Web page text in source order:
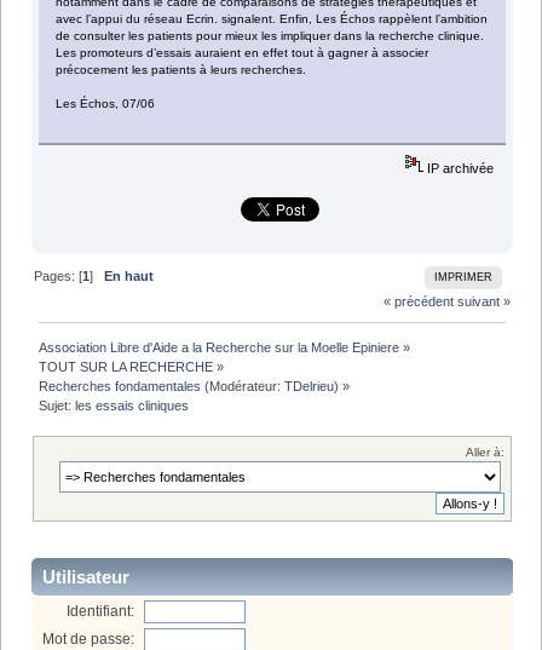
avec l’appui du réseau Ecrin. signalent. Enfin, Les Échos rappèlent l’ambition
de consulter les patients pour mieux les impliquer dans la recherche clinique.
Les promoteurs d’essais auraient en effet tout à gagner à associer
précocement les patients à leurs recherches.
Les Échos, 07/06
IP archivée
IMPRIMER
Pages: [1]En haut
« précédent suivant »
Association Libre d'Aide a la Recherche sur la Moelle Epiniere »
TOUT SUR LA RECHERCHE »
Recherches fondamentales (Modérateur:TDelrieu) »
Sujet:les essais cliniques
Aller à:
Utilisateur
Identifiant:
Mot de passe: